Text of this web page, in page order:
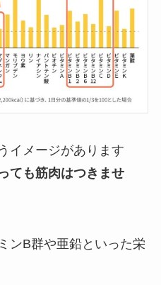
イメージがあります
ても筋肉はつきませ
ンB群や亜鉛といった栄